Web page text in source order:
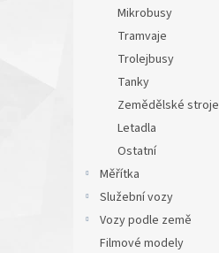
Mikrobusy
Tramvaje
Trolejbusy
Tanky
Zemědělské stroje
Letadla
Ostatní
Měřítka
Služební vozy
Vozy podle země
Filmové modely